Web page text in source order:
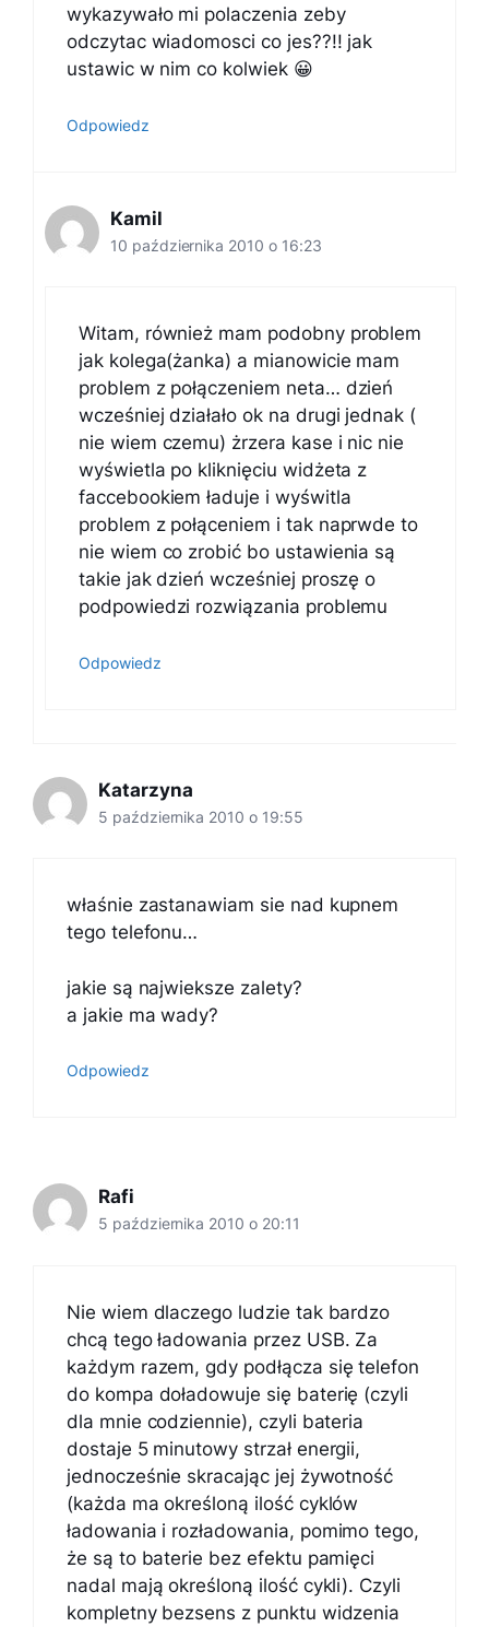
wykazywało mi polaczenia zeby
odczytac wiadomosci co jes??!! jak
ustawic w nim co kolwiek 😀
Odpowiedz
Kamil
10 października 2010 o 16:23
Witam, również mam podobny problem
jak kolega(żanka) a mianowicie mam
problem z połączeniem neta… dzień
wcześniej działało ok na drugi jednak (
nie wiem czemu) żrzera kase i nic nie
wyświetla po kliknięciu widżeta z
faccebookiem ładuje i wyświtla
problem z połąceniem i tak naprwde to
nie wiem co zrobić bo ustawienia są
takie jak dzień wcześniej proszę o
podpowiedzi rozwiązania problemu
Odpowiedz
Katarzyna
5 października 2010 o 19:55
właśnie zastanawiam sie nad kupnem
tego telefonu…
jakie są najwieksze zalety?
a jakie ma wady?
Odpowiedz
Rafi
5 października 2010 o 20:11
Nie wiem dlaczego ludzie tak bardzo
chcą tego ładowania przez USB. Za
każdym razem, gdy podłącza się telefon
do kompa doładowuje się baterię (czyli
dla mnie codziennie), czyli bateria
dostaje 5 minutowy strzał energii,
jednocześnie skracając jej żywotność
(każda ma określoną ilość cyklów
ładowania i rozładowania, pomimo tego,
że są to baterie bez efektu pamięci
nadal mają określoną ilość cykli). Czyli
kompletny bezsens z punktu widzenia